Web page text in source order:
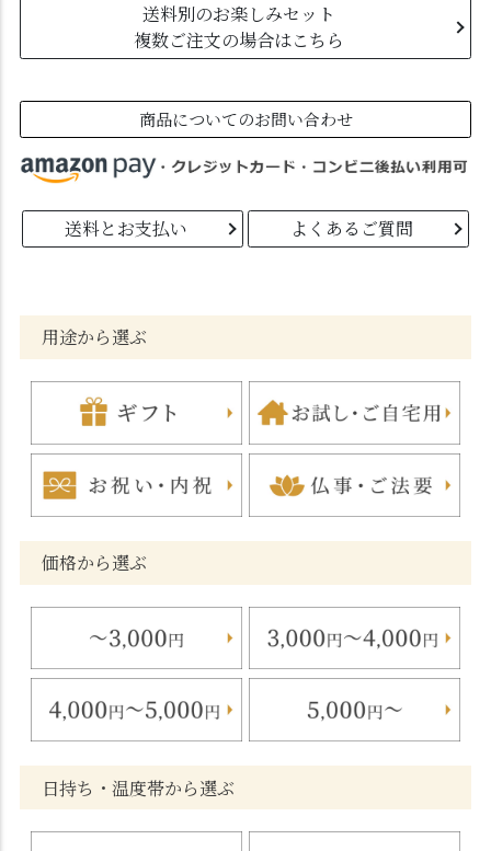
送料別のお楽しみセット
複数ご注文の場合はこちら
商品についてのお問い合わせ
送料とお支払い よくあるご質問
用途から選ぶ
価格から選ぶ
日持ち・温度帯から選ぶ